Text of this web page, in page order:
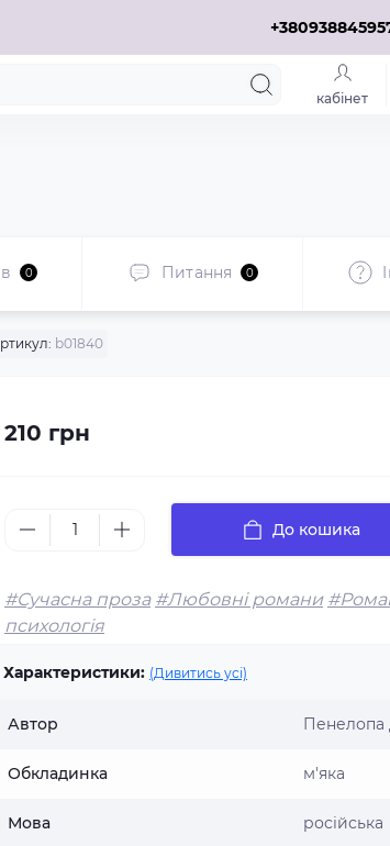
кабінет
0 Питання 0
b01840
210 грн
До кошика
#Сучасна проза #Любовні романи
психологія
Характеристики: (Дивитись усі)
Автор Пенелопа
Обкладинка м'яка
Мова російська